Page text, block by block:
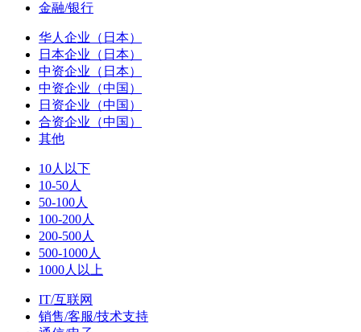
金融/银行
华人企业（日本）
日本企业（日本）
中资企业（日本）
中资企业（中国）
日资企业（中国）
合资企业（中国）
其他
10人以下
10-50人
50-100人
100-200人
200-500人
500-1000人
1000人以上
IT/互联网
销售/客服/技术支持